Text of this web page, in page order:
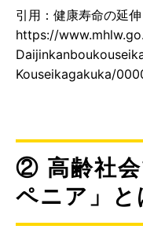
引用：健康寿命の延
https://
Kouseikagakuka/
② 高齢社会
ペニア」と